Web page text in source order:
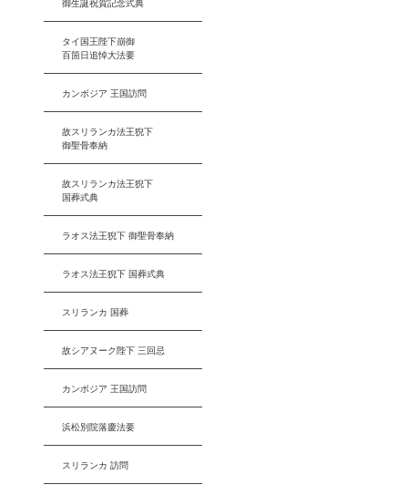
御生誕祝賀記念式典
タイ国王陛下崩御
百箇日追悼大法要
カンボジア 王国訪問
故スリランカ法王猊下
御聖骨奉納
故スリランカ法王猊下
国葬式典
ラオス法王猊下 御聖骨奉納
ラオス法王猊下 国葬式典
スリランカ 国葬
故シアヌーク陛下 三回忌
カンボジア 王国訪問
浜松別院落慶法要
スリランカ 訪問